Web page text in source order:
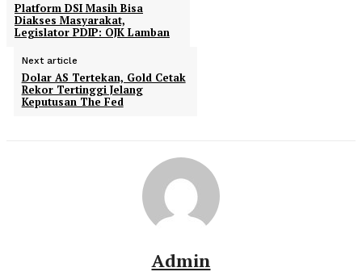
Platform DSI Masih Bisa
Diakses Masyarakat,
Legislator PDIP: OJK Lamban
Next article
Dolar AS Tertekan, Gold Cetak
Rekor Tertinggi Jelang
Keputusan The Fed
Admin